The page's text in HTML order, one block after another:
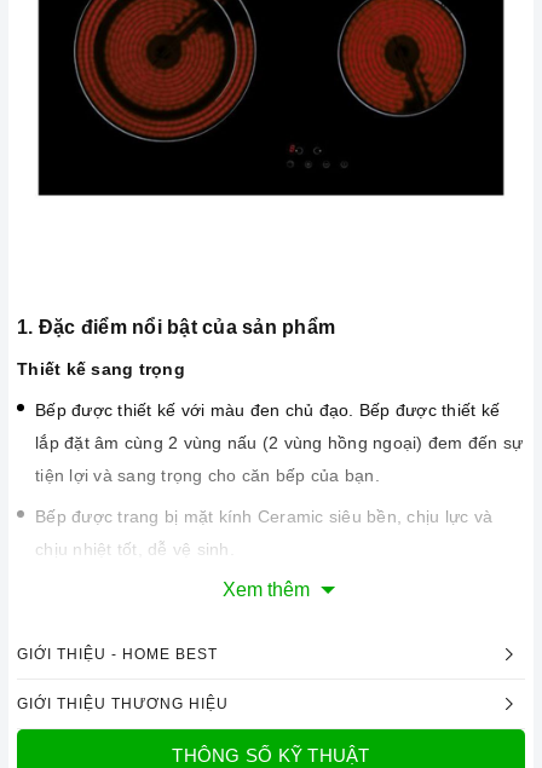
1. Đặc điểm nổi bật của sản phẩm
Thiết kế sang trọng
Bếp được thiết kế với màu đen chủ đạo. Bếp được thiết kế
lắp đặt âm cùng 2 vùng nấu (2 vùng hồng ngoại) đem đến sự
tiện lợi và sang trọng cho căn bếp của bạn.
Bếp được trang bị mặt kính Ceramic siêu bền, chịu lực và
chịu nhiệt tốt, dễ vệ sinh.
Xem thêm
GIỚI THIỆU - HOME BEST
GIỚI THIỆU THƯƠNG HIỆU
THÔNG SỐ KỸ THUẬT